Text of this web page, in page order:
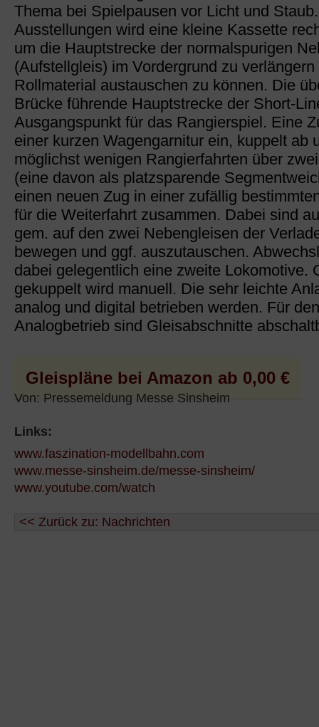
Thema bei Spielpausen vor Licht und
Ausstellungen wird eine kleine Kassette
um die Hauptstrecke der normalspurigen
(Aufstellgleis) im Vordergrund zu verlängern
Rollmaterial austauschen zu können. Die
Brücke führende Hauptstrecke der Short-
Ausgangspunkt für das Rangierspiel. Eine
einer kurzen Wagengarnitur ein, kuppelt ab
möglichst wenigen Rangierfahrten über
(eine davon als platzsparende
einen neuen Zug in einer zufällig
für die Weiterfahrt zusammen. Dabei sind
gem. auf den zwei Nebengleisen der
bewegen und ggf. auszutauschen.
dabei gelegentlich eine zweite Lokomotive.
gekuppelt wird manuell. Die sehr leichte
analog und digital betrieben werden. Für den
Analogbetrieb sind Gleisabschnitte
Gleispläne bei Amazon ab 0,00 €
Von: Pressemeldung Messe Sinsheim
Links:
www.faszination-modellbahn.com
www.messe-sinsheim.de/messe-sinsheim/
www.youtube.com/watch
<< Zurück zu: Nachrichten